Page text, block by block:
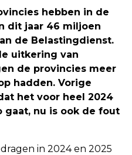
hebben in de
dit jaar 46 miljoen
de Belastingdienst.
uitkering van
de provincies meer
hadden. Vorige
het voor heel 2024
gaat, nu is ook de fout
in 2024 en 2025